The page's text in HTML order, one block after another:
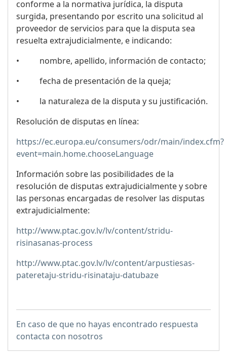
conforme a la normativa jurídica, la disputa
surgida, presentando por escrito una solicitud al
proveedor de servicios para que la disputa sea
resuelta extrajudicialmente, e indicando:
• nombre, apellido, información de contacto;
• fecha de presentación de la queja;
• la naturaleza de la disputa y su justificación.
Resolución de disputas en línea:
https://ec.europa.eu/consumers/odr/main/index.cfm?
event=main.home.chooseLanguage
Información sobre las posibilidades de la
resolución de disputas extrajudicialmente y sobre
las personas encargadas de resolver las disputas
extrajudicialmente:
http://www.ptac.gov.lv/lv/content/stridu-
risinasanas-process
http://www.ptac.gov.lv/lv/content/arpustiesas-
pateretaju-stridu-risinataju-datubaze
En caso de que no hayas encontrado respuesta
contacta con nosotros